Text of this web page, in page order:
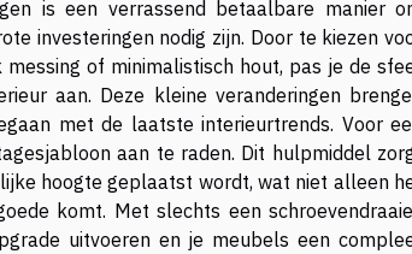
is een verrassend betaalbare manier
investeringen nodig zijn. Door te kiezen
of minimalistisch hout, pas je de
aan. Deze kleine veranderingen
met de laatste interieurtrends. Voor
aan te raden. Dit hulpmiddel
hoogte geplaatst wordt, wat niet alleen
komt. Met slechts een
uitvoeren en je meubels een